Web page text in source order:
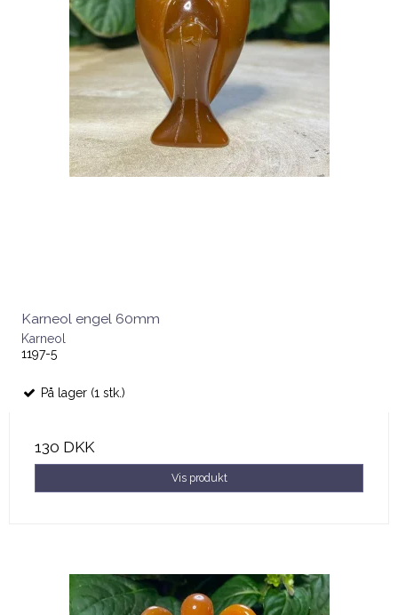
Karneol engel 60mm
Karneol
1197-5
På lager (1 stk.)
130 DKK
Vis produkt